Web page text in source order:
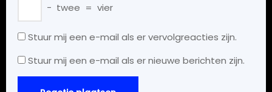
− twee = vier
Stuur mij een e-mail als er vervolgreacties zijn.
Stuur mij een e-mail als er nieuwe berichten zijn.